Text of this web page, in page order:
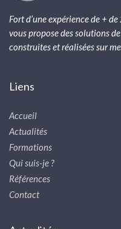
Fort d’une expérience de +
vous propose des solutions
construites et réalisées sur
Liens
Accueil
Actualités
Formations
Qui suis-je ?
Références
Contact